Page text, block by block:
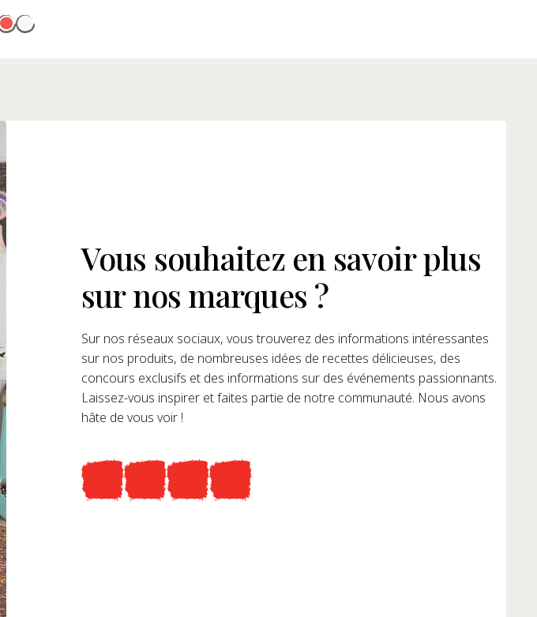
Vous souhaitez en savoir plus
sur nos marques ?
Sur nos réseaux sociaux, vous trouverez des informations intéressantes
sur nos produits, de nombreuses idées de recettes délicieuses, des
concours exclusifs et des informations sur des événements passionnants.
Laissez-vous inspirer et faites partie de notre communauté. Nous avons
hâte de vous voir !